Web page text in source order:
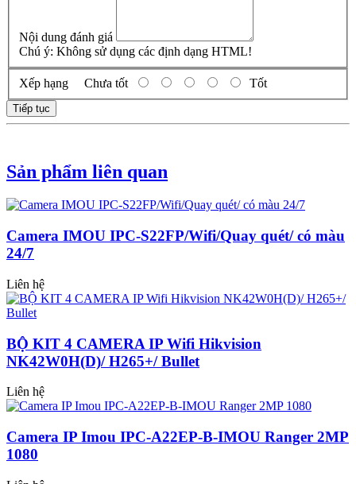
Nội dung đánh giá
Chú ý: Không sử dụng các định dạng HTML!
Xếp hạng Chưa tốt Tốt
Tiếp tục
Sản phẩm liên quan
Camera IMOU IPC-S22FP/Wifi/Quay quét/ có màu
24/7
Liên hệ
BỘ KIT 4 CAMERA IP Wifi Hikvision
NK42W0H(D)/ H265+/ Bullet
Liên hệ
Camera IP Imou IPC-A22EP-B-IMOU Ranger 2MP
1080